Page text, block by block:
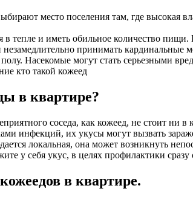
место поселения там, где высокая
в тепле и иметь обильное количество
незамедлительно принимать
Насекомые могут стать серьезными
в квартире?
соседа, как кожеед, не стоит ни
инфекций, их укусы могут вызвать
локальная, она может возникнуть
у себя укус, в целях профилактики сразу
в квартире.